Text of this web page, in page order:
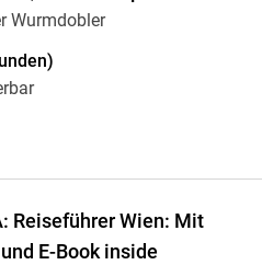
Wurmdobler
Reiseführer Wien: Mit
E-Book inside